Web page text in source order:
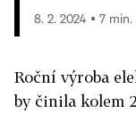
8. 2. 2024 ▪ 7 min.
Roční výroba
by činila kolem